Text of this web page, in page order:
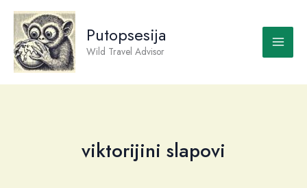
Skip
content
Putopsesija
Wild Travel Advisor
viktorijini slapovi